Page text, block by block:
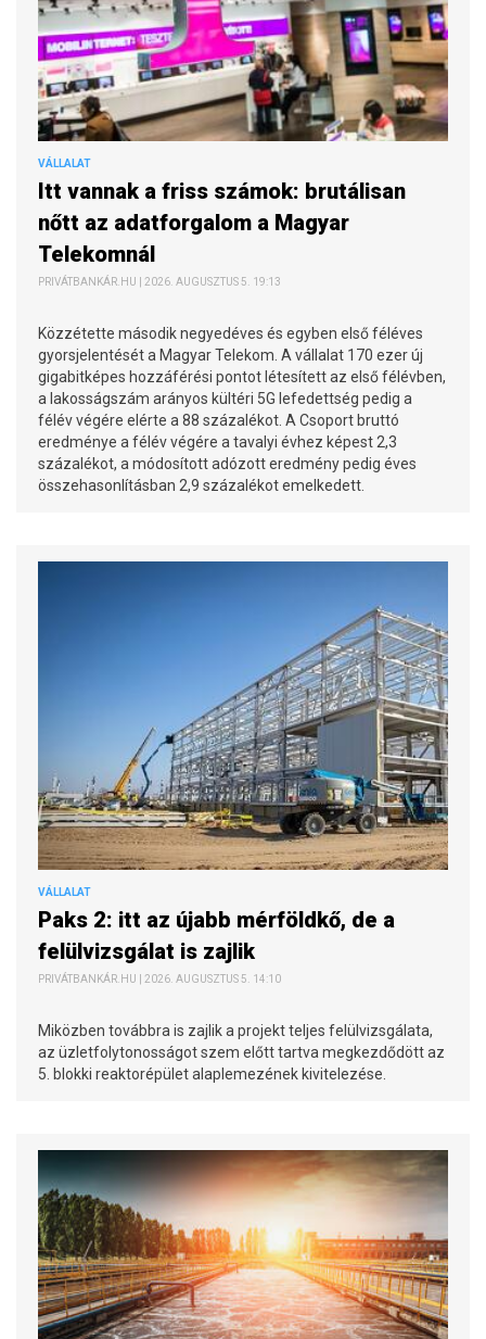
VÁLLALAT
Itt vannak a friss számok: brutálisan
nőtt az adatforgalom a Magyar
Telekomnál
PRIVÁTBANKÁR.HU | 2026. AUGUSZTUS 5. 19:13
Közzétette második negyedéves és egyben első féléves
gyorsjelentését a Magyar Telekom. A vállalat 170 ezer új
gigabitképes hozzáférési pontot létesített az első félévben,
a lakosságszám arányos kültéri 5G lefedettség pedig a
félév végére elérte a 88 százalékot. A Csoport bruttó
eredménye a félév végére a tavalyi évhez képest 2,3
százalékot, a módosított adózott eredmény pedig éves
összehasonlításban 2,9 százalékot emelkedett.
VÁLLALAT
Paks 2: itt az újabb mérföldkő, de a
felülvizsgálat is zajlik
PRIVÁTBANKÁR.HU | 2026. AUGUSZTUS 5. 14:10
Miközben továbbra is zajlik a projekt teljes felülvizsgálata,
az üzletfolytonosságot szem előtt tartva megkezdődött az
5. blokki reaktorépület alaplemezének kivitelezése.